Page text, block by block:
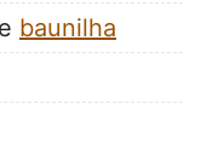
baunilha